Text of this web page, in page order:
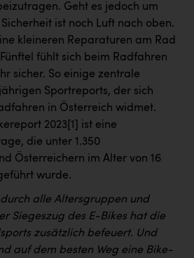
Geht es jedoch um
ist noch Luft nach oben.
kleineren Reparaturen am Rad
fühlt sich beim Radfahren
sicher. So einige zentrale
Sportreports, der sich
in Österreich widmet.
2023 [1]
ist eine
die unter 1.350
Österreichern im Alter von 16
wurde.
alle Altersgruppen und
Siegeszug des E-Bikes hat die
zusätzlich befeuert. Und
auf dem besten Weg eine Bike-